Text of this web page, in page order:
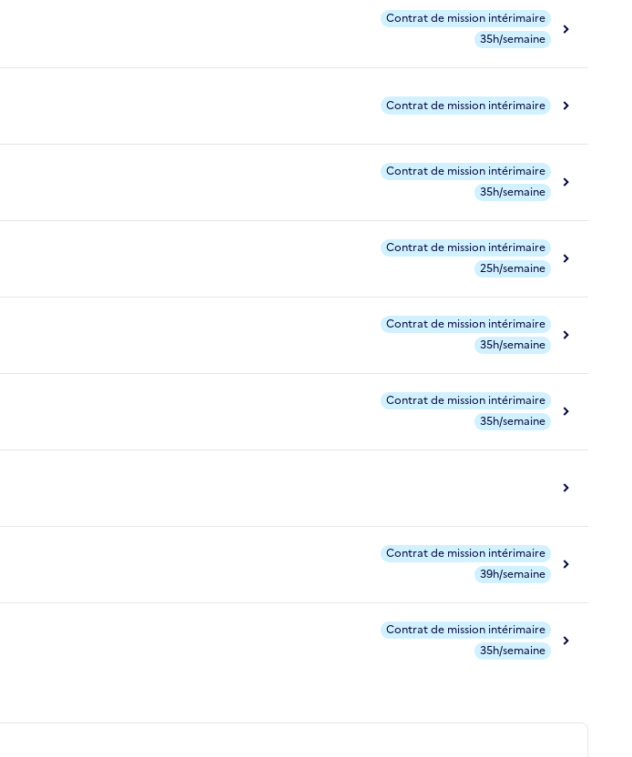
Contrat de mission intérimaire
35h/semaine
Contrat de mission intérimaire
Contrat de mission intérimaire
35h/semaine
Contrat de mission intérimaire
25h/semaine
Contrat de mission intérimaire
35h/semaine
Contrat de mission intérimaire
35h/semaine
Contrat de mission intérimaire
39h/semaine
Contrat de mission intérimaire
35h/semaine